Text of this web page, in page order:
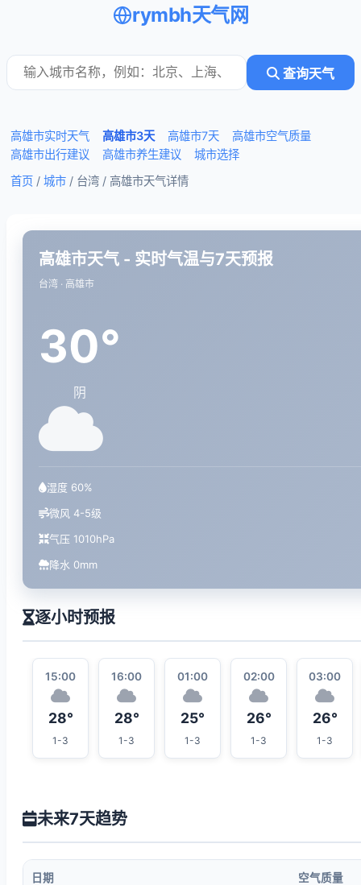
rymbh天气网
查询天气
高雄市实时天气 高雄市3天 高雄市7天
高雄市空气质量
高雄市出行建议
高雄市养生建议
城市选择
首页 / 城市 / 台湾 / 高雄市天气详情
高雄市天气 - 实时气温与7天预报
台湾 · 高雄市
30°
阴
湿度 60%
微风 4-5级
气压 1010hPa
降水 0mm
逐小时预报
15:00
28°
1-3
16:00
28°
1-3
01:00
25°
1-3
02:00
26°
1-3
03:00
26°
1-3
未来7天趋势
日期
空气质量